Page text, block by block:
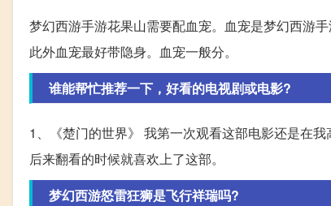
梦幻西游手游花果山需要配血宠。血宠是梦幻西游
此外血宠最好带隐身。血宠一般分。
谁能帮忙推荐一下，好看的电视剧或电影?
1、《楚门的世界》 我第一次观看这部电影还是在
后来翻看的时候就喜欢上了这部。
梦幻西游怒雷狂狮是飞行祥瑞吗?